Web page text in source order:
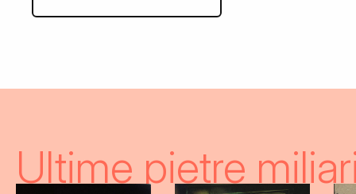
Ultime pietre